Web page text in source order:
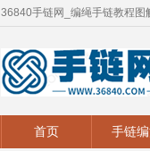
36840手链网_编绳手链教程图
首页 手链